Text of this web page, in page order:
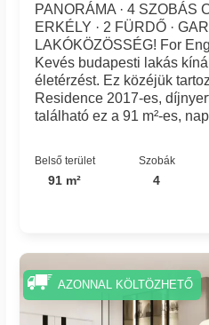
PANORÁMA · 4 SZOBÁS
ERKÉLY · 2 FÜRDŐ ·
LAKÓKÖZÖSSÉG! For
Kevés budapesti lakás
életérzést. Ez közéjük
Residence 2017-es,
található ez a 91 m²-es,
Belső terület
91 m²
Szobák
4
AZONNAL KÖLTÖZHETŐ